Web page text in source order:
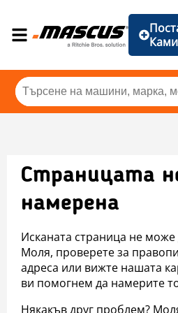
Страницата
намерена
Исканата страница не
Моля, проверете за
адреса или вижте нашата
ви помогнем да намерите
Някакъв друг проблем?